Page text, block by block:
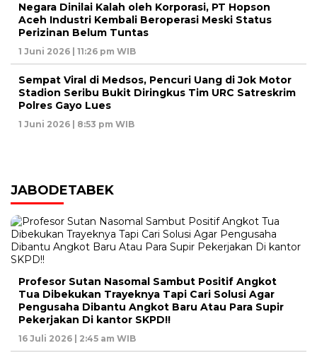
Negara Dinilai Kalah oleh Korporasi, PT Hopson
Aceh Industri Kembali Beroperasi Meski Status
Perizinan Belum Tuntas
1 Juni 2026 | 11:26 pm WIB
Sempat Viral di Medsos, Pencuri Uang di Jok Motor
Stadion Seribu Bukit Diringkus Tim URC Satreskrim
Polres Gayo Lues
1 Juni 2026 | 8:53 pm WIB
JABODETABEK
Profesor Sutan Nasomal Sambut Positif Angkot
Tua Dibekukan Trayeknya Tapi Cari Solusi Agar
Pengusaha Dibantu Angkot Baru Atau Para Supir
Pekerjakan Di kantor SKPD!!
16 Juli 2026 | 2:45 am WIB